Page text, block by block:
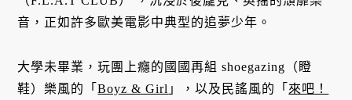
音，正如許多歐美電影中典型的追夢少年。
大學未畢業，玩團上癮的國國再組 shoegazing（瞪
鞋）樂風的「Boyz & Girl 」，以及民謠風的「 來吧！